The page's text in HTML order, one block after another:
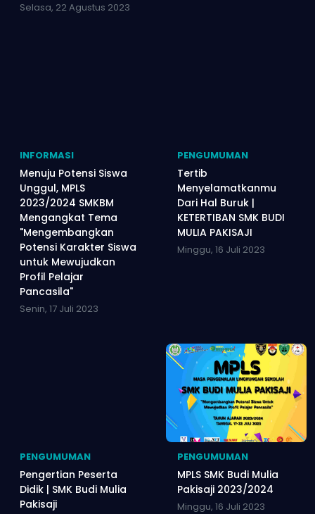
Selasa, 22 Agustus 2023
INFORMASI
Menuju Potensi Siswa
Unggul, MPLS
2023/2024 SMKBM
Mengangkat Tema
"Mengembangkan
Potensi Karakter Siswa
untuk Mewujudkan
Profil Pelajar
Pancasila"
Senin, 17 Juli 2023
PENGUMUMAN
Tertib
Menyelamatkanmu
Dari Hal Buruk |
KETERTIBAN SMK BUDI
MULIA PAKISAJI
Minggu, 16 Juli 2023
PENGUMUMAN
Pengertian Peserta
Didik | SMK Budi Mulia
Pakisaji
PENGUMUMAN
MPLS SMK Budi Mulia
Pakisaji 2023/2024
Minggu, 16 Juli 2023